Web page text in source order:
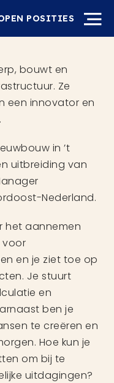
POSITIES
bouwt en
Ze
een innovator en
in ’t
uitbreiding van
Nederland.
het aannemen
en je ziet toe op
Je stuurt
en
ben je
te creëren en
Hoe kun je
om bij te
uitdagingen?